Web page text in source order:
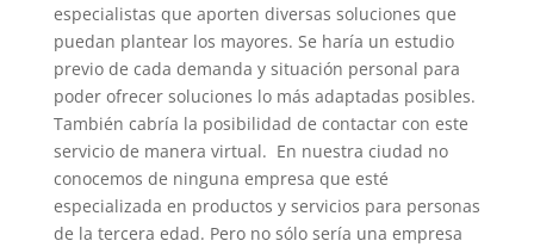
especialistas que aporten diversas soluciones que
puedan plantear los mayores. Se haría un estudio
previo de cada demanda y situación personal para
poder ofrecer soluciones lo más adaptadas posibles.
También cabría la posibilidad de contactar con este
servicio de manera virtual. En nuestra ciudad no
conocemos de ninguna empresa que esté
especializada en productos y servicios para personas
de la tercera edad. Pero no sólo sería una empresa